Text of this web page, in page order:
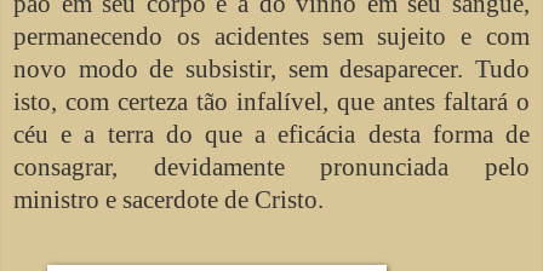
permanecendo os acidentes sem sujeito e com
novo modo de subsistir, sem desaparecer. Tudo
isto, com certeza tão infalível, que antes faltará o
céu e a terra do que a eficácia desta forma de
consagrar, devidamente pronunciada pelo
ministro e sacerdote de Cristo.